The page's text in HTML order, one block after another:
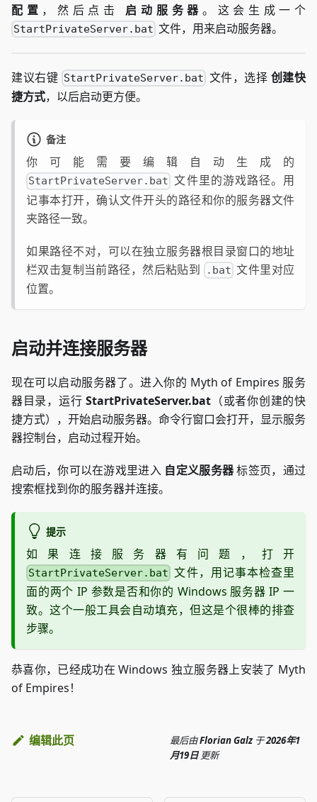
配置 ，然后点击 启动服务器 。这会生成一个
StartPrivateServer.bat 文件，用来启动服务器。
建议右键 StartPrivateServer.bat 文件，选择 创建快
捷方式，以后启动更方便。
备注
你可能需要编辑自动生成的
StartPrivateServer.bat 文件里的游戏路径。用
记事本打开，确认文件开头的路径和你的服务器文件
夹路径一致。
如果路径不对，可以在独立服务器根目录窗口的地址
栏双击复制当前路径，然后粘贴到
.bat 文件里对应
位置。
启动并连接服务器
现在可以启动服务器了。进入你的 Myth of Empires 服务
器目录，运行StartPrivateServer.bat （或者你创建的快
捷方式），开始启动服务器。命令行窗口会打开，显示服务
器控制台，启动过程开始。
启动后，你可以在游戏里进入 自定义服务器标签页，通过
搜索框找到你的服务器并连接。
提示
如果连接服务器有问题，打开
StartPrivateServer.bat 文件，用记事本检查里
面的两个 IP 参数是否和你的 Windows 服务器 IP 一
致。这个一般工具会自动填充，但这是个很棒的排查
步骤。
恭喜你，已经成功在 Windows 独立服务器上安装了 Myth
of Empires！
编辑此页 最后由Florian Galz 于2026年1
月19日 更新